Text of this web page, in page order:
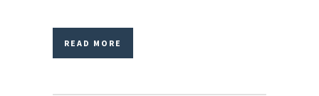
READ MORE